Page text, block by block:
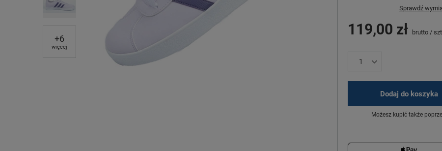
+6
więcej
Sprawdź
119,00 zł brutto /
Dodaj do koszyka
Możesz kupić także